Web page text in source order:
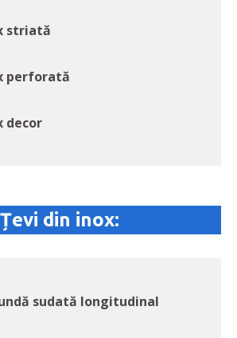
striată
perforată
decor
Țevi din inox:
sudată longitudinal